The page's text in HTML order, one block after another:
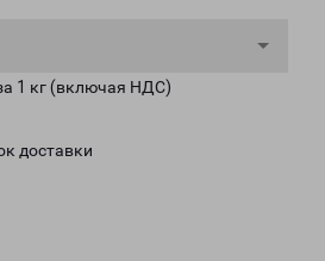
1 кг (включая НДС)
доставки